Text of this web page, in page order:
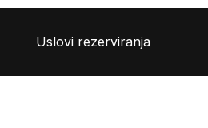
Uslovi rezerviranja